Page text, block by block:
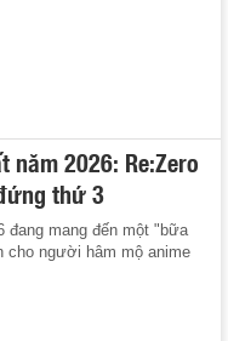
2026: Re:Zero
thứ 3
đang mang đến một "bữa
cho người hâm mộ anime